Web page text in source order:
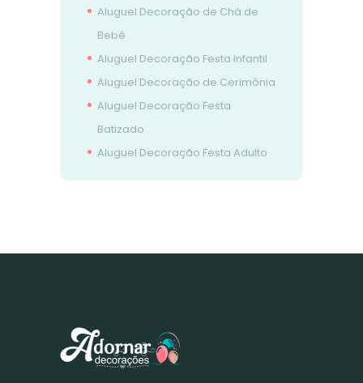
Aluguel Decoração de Chá de
Bebê
Aluguel Decoração Festa Infantil
Aluguel Decoração de Cerimônia
Aluguel Decoração Festa
Batizado
Aluguel Decoração Festa Adulto